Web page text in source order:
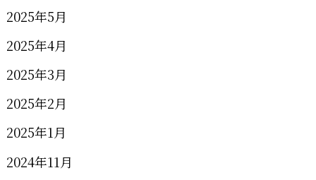
2025年5月
2025年4月
2025年3月
2025年2月
2025年1月
2024年11月